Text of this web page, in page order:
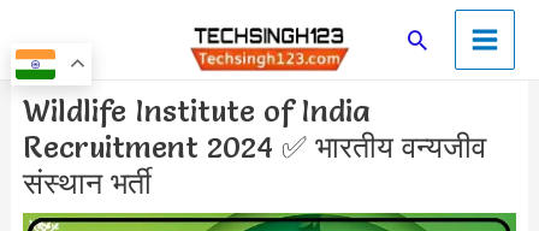
to
content
SearchMain
Menu
Wildlife Institute of India
Recruitment 2024 ✅ भारतीय वन्यजीव
संस्थान भर्ती
Post
navigation